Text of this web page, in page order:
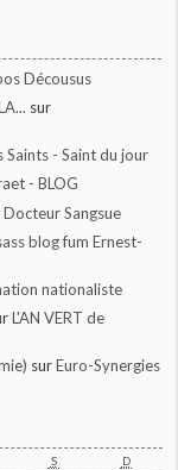
Décousus
sur
Saints - Saint du jour
- BLOG
Docteur Sangsue
blog fum Ernest-
nationaliste
L'AN VERT de
surEuro-Synergies
S D